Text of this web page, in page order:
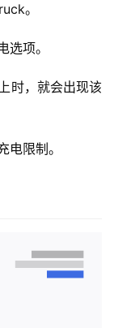
。
项。
时，就会出现该
限制。